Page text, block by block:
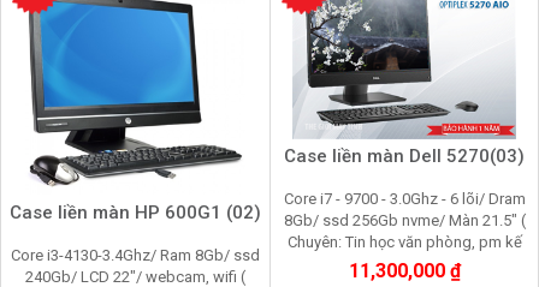
Case liền màn HP 600G1 (02)
Core i3-4130-3.4Ghz/ Ram 8Gb/ ssd
240Gb/ LCD 22"/ webcam, wifi (
Case liền màn Dell 5270(03)
Core i7 - 9700 - 3.0Ghz - 6 lõi/ Dram
8Gb/ ssd 256Gb nvme/ Màn 21.5" (
Chuyên: Tin học văn phòng, pm kế
toán, chơi game, đồ họa cơ bản)
11,300,000 ₫